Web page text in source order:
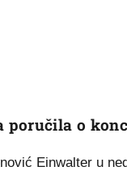
poručila o
Einwalter u